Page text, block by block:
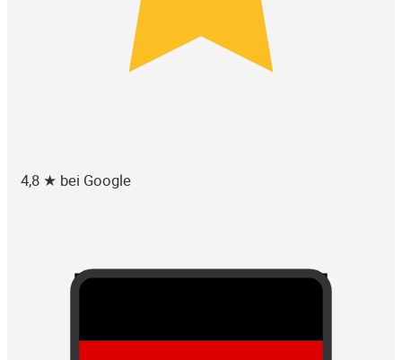
4,8 ★ bei Google